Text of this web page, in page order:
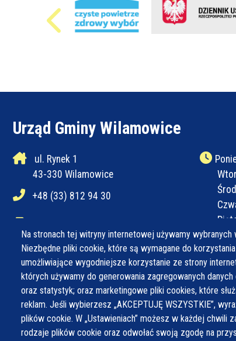
Na stronach tej witryny internetowej używamy wybranych
Niezbędne pliki cookie, które są wymagane do
umożliwiające wygodniejsze korzystanie ze strony
których używamy do generowania zagregowanych
oraz statystyk; oraz marketingowe pliki cookies, które
reklam. Jeśli wybierzesz „AKCEPTUJĘ WSZYSTKIE”,
plików cookie. W „Ustawieniach” możesz w każdej chwili
rodzaje plików cookie oraz odwołać swoją zgodę na
Urząd Gminy Wilamowice
ul. Rynek 1
43-330 Wilamowice
+48 (33) 812 94 30
ug@wilamowice.pl